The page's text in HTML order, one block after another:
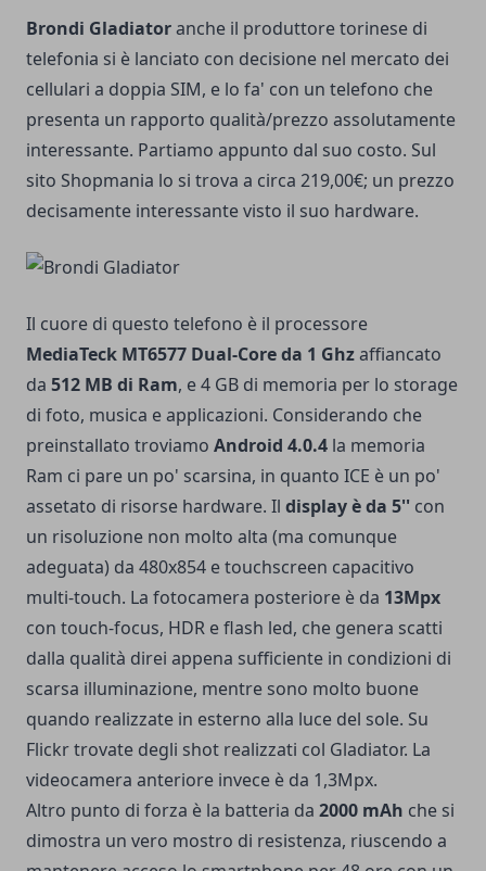
Brondi Gladiatoranche il produttore torinese di
telefonia si è lanciato con decisione nel mercato dei
cellulari a doppia SIM, e lo fa' con un telefono che
presenta un rapporto qualità/prezzo assolutamente
interessante. Partiamo appunto dal suo costo. Sul
sito Shopmania lo si trova a circa 219,00€; un prezzo
decisamente interessante visto il suo hardware.
Il cuore di questo telefono è il processore
MediaTeck MT6577 Dual-Core da 1 Ghzaffiancato
da 512 MB di Ram, e 4 GB di memoria per lo storage
di foto, musica e applicazioni. Considerando che
preinstallato troviamo Android 4.0.4 la memoria
Ram ci pare un po' scarsina, in quanto ICE è un po'
assetato di risorse hardware. Il display è da 5'' con
un risoluzione non molto alta (ma comunque
adeguata) da 480x854 e touchscreen capacitivo
multi-touch. La fotocamera posteriore è da 13Mpx
con touch-focus, HDR e flash led, che genera scatti
dalla qualità direi appena sufficiente in condizioni di
scarsa illuminazione, mentre sono molto buone
quando realizzate in esterno alla luce del sole. Su
Flickrtrovate degli shot realizzati col Gladiator. La
videocamera anteriore invece è da 1,3Mpx.
Altro punto di forza è la batteria da 2000 mAh che si
dimostra un vero mostro di resistenza, riuscendo a